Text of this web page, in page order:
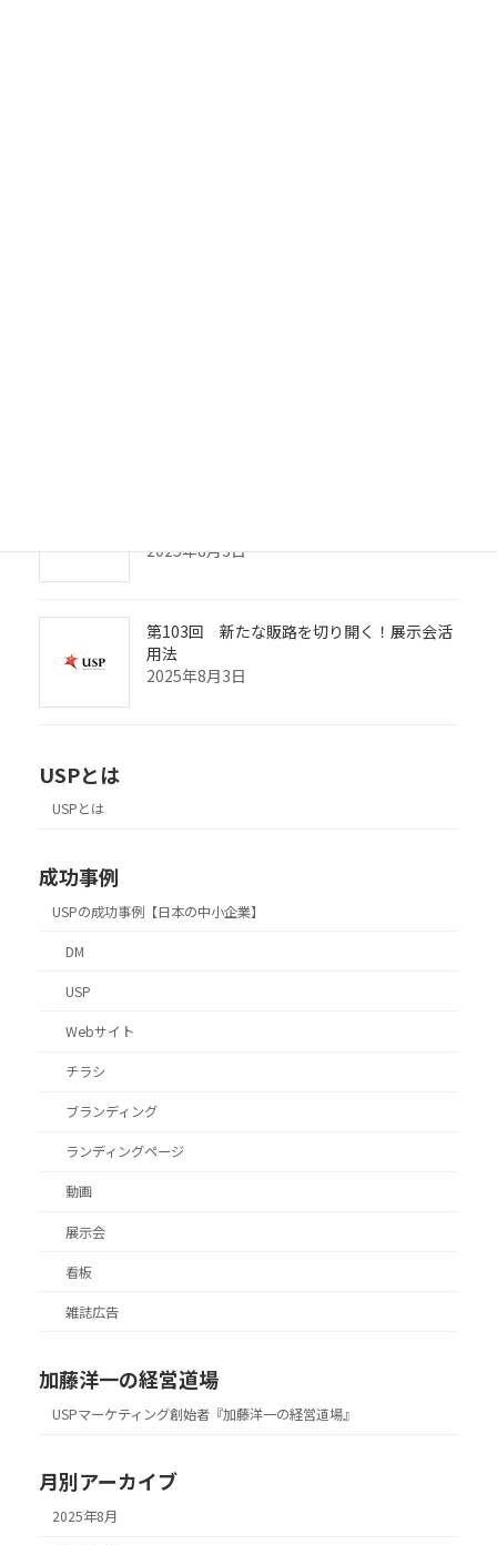
2025年8月3日
第103回 新たな販路を切り開く！展示会活
用法
2025年8月3日
USPとは
USPとは
成功事例
USPの成功事例【日本の中小企業】
DM
USP
Webサイト
チラシ
ブランディング
ランディングページ
動画
展示会
看板
雑誌広告
加藤洋一の経営道場
USPマーケティング創始者『加藤洋一の経営道場』
月別アーカイブ
2025年8月